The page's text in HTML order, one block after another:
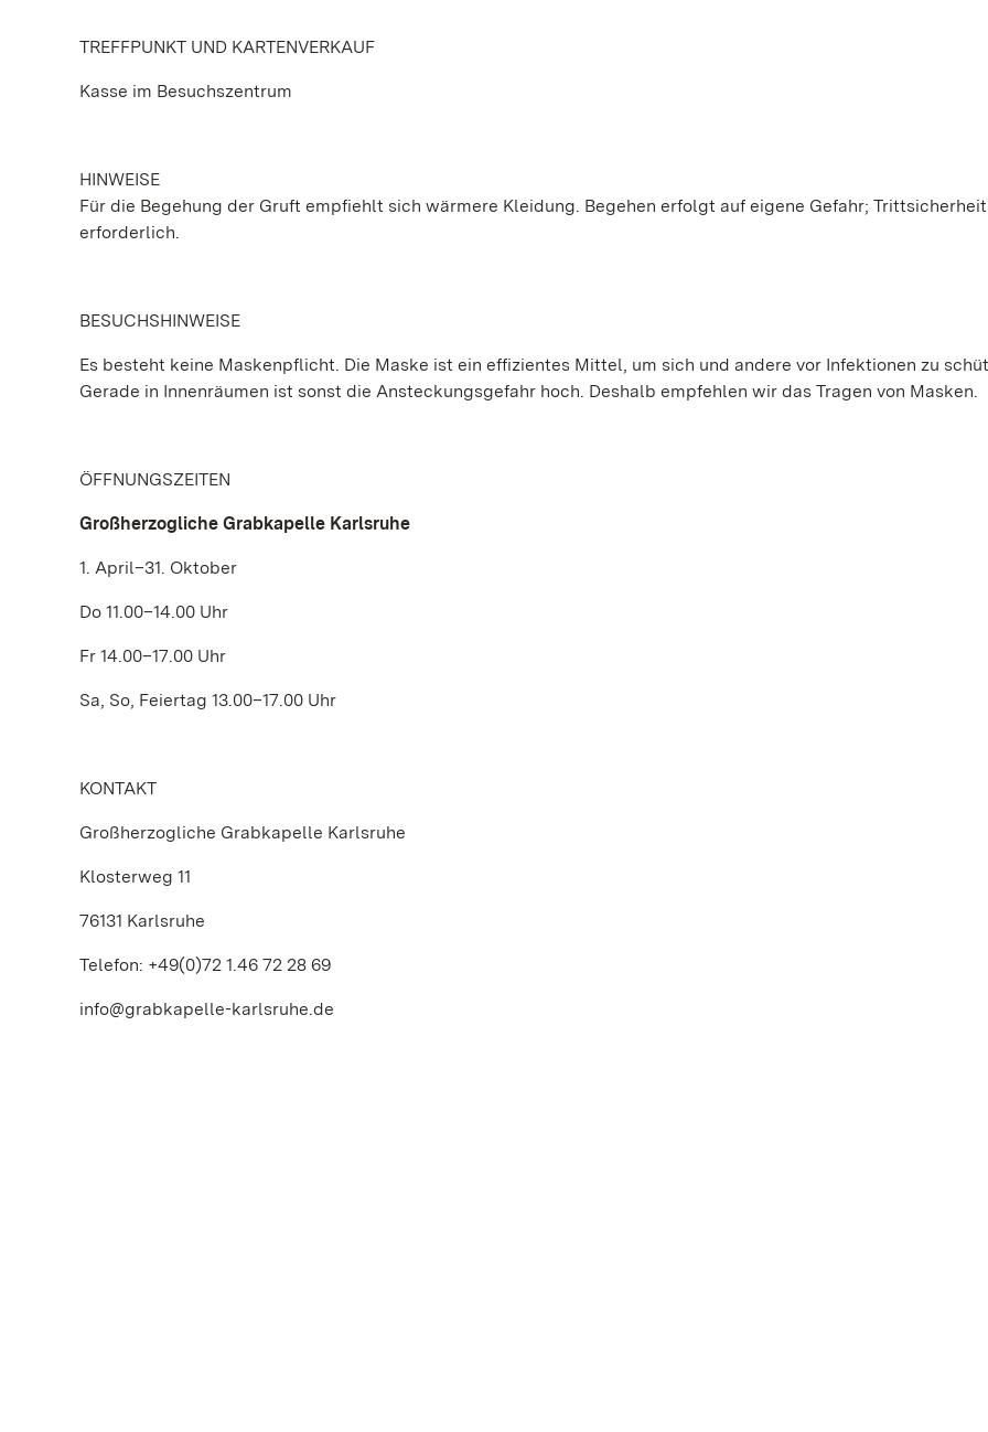
TREFFPUNKT UND KARTENVERKAUF
Kasse im Besuchszentrum
HINWEISE
Für die Begehung der Gruft empfiehlt sich wärmere Kleidung. Begehen erfolgt auf eigene Gefahr; Trittsicherheit
erforderlich.
BESUCHSHINWEISE
Es besteht keine Maskenpflicht. Die Maske ist ein effizientes Mittel, um sich und andere vor Infektionen zu
Gerade in Innenräumen ist sonst die Ansteckungsgefahr hoch. Deshalb empfehlen wir das Tragen von Masken.
ÖFFNUNGSZEITEN
Großherzogliche Grabkapelle Karlsruhe
1. April–31. Oktober
Do 11.00–14.00 Uhr
Fr 14.00–17.00 Uhr
Sa, So, Feiertag 13.00–17.00 Uhr
KONTAKT
Großherzogliche Grabkapelle Karlsruhe
Klosterweg 11
76131 Karlsruhe
Telefon: +49(0)72 1.46 72 28 69
info@grabkapelle-karlsruhe.de